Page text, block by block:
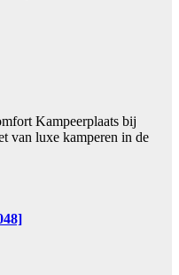
Kampeerplaats bij
van luxe kamperen in de